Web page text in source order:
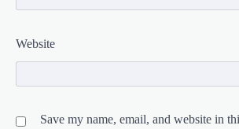
Website
Save my name, email, and website in